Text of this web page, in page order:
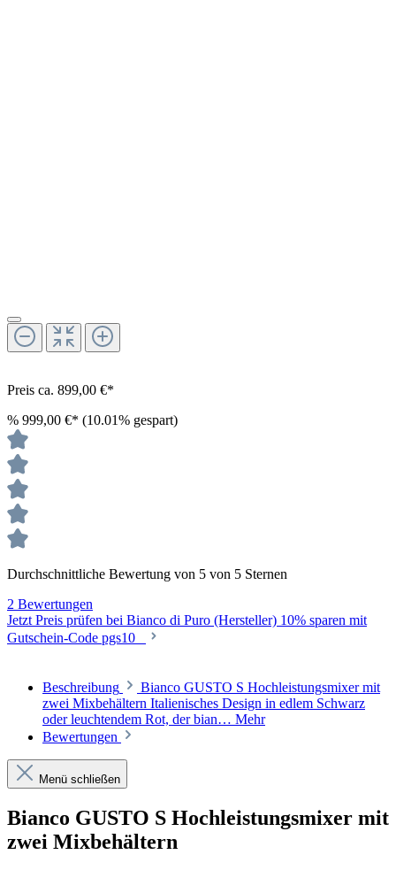
Preis ca. 899,00 €*
% 999,00 €* (10.01% gespart)
Durchschnittliche Bewertung von 5 von 5 Sternen
2 Bewertungen
Jetzt Preis prüfen bei Bianco di Puro (Hersteller) 10% sparen mit
Gutschein-Code pgs10
Beschreibung
Bianco GUSTO S Hochleistungsmixer mit
zwei Mixbehältern Italienisches Design in edlem Schwarz
oder leuchtendem Rot, der bian… Mehr
Bewertungen
Menü schließen
Bianco GUSTO S Hochleistungsmixer mit
zwei Mixbehältern